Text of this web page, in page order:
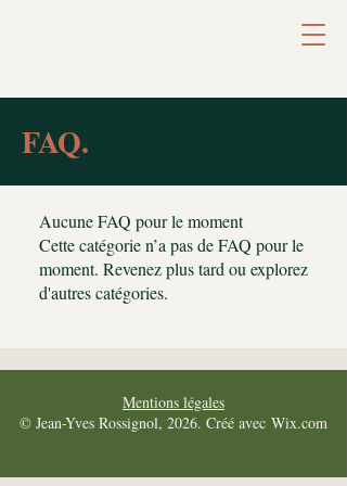
FAQ.
Aucune FAQ pour le moment
Cette catégorie n’a pas de FAQ pour le
moment. Revenez plus tard ou explorez
d'autres catégories.
Mentions légales
© Jean-Yves Rossignol, 2026. Créé avec Wix.com